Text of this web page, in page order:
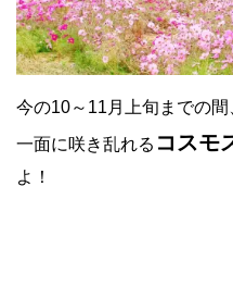
今の10～11月上旬までの間
一面に咲き乱れる コスモ
よ！